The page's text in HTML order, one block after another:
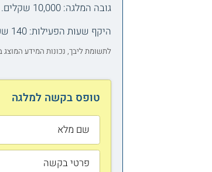
גובה המלגה: 10,000 שקלים.
היקף שעות הפעילות: 140 שעות שנתיות.
לתשומת ליבך, נכונות המידע
טופס בקשה למלגה